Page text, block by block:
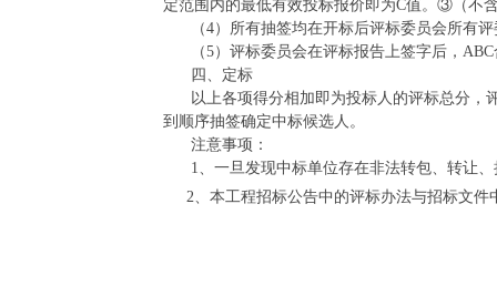
定范围内的最低有效投标报价即为C值。③（不
（4）所有抽签均在开标后评标委员会所有
（5）评标委员会在评标报告上签字后，
四、定标
以上各项得分相加即为投标人的评标总分
到顺序抽签确定中标候选人。
注意事项：
1、一旦发现中标单位存在非法转包、转让
2 、本工程招标公告中的评标办法与招标文